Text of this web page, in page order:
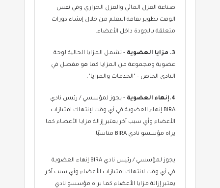
صناعة العزل المائي والعزل الحراري وفي نفس
الوقت تطوير ثقافة التعلم من خلال إنشاء دورات
متعلقة بالجودة داخل الأعضاء.
3. مزايا العضوية
- تشمل المزايا الحالية لوحة
عضوية ومجموعة من المزايا كما هو مفصل في
النادي الخاص - "الخدمات والمزايا".
4.إنهاء العضوية
- يجوز لمؤسسي / رئيس نادي
BIRA إنهاء العضوية في أي وقت لإنتهاك امتيازات
الأعضاء وأي سبب آخر يعتبر إزالة مزايا الأعضاء كما
يراه مؤسسو نادي BIRA مناسبًا.
يجوز لمؤسسي / رئيس نادي BIRA إنهاء العضوية
في أي وقت لانتهاك امتيازات الأعضاء وأي سبب آخر
يعتبر إزالة مزايا الأعضاء كما يراه مؤسسو نادي